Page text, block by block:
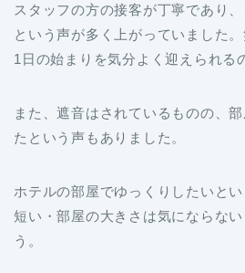
スタッフの方の接客が丁寧であり
という声が多く上がっていました。
1日の始まりを気分よく迎えられる
また、遮音はされているものの、
たという声もありました。
ホテルの部屋でゆっくりしたいと
短い・部屋の大きさは気にならな
う。